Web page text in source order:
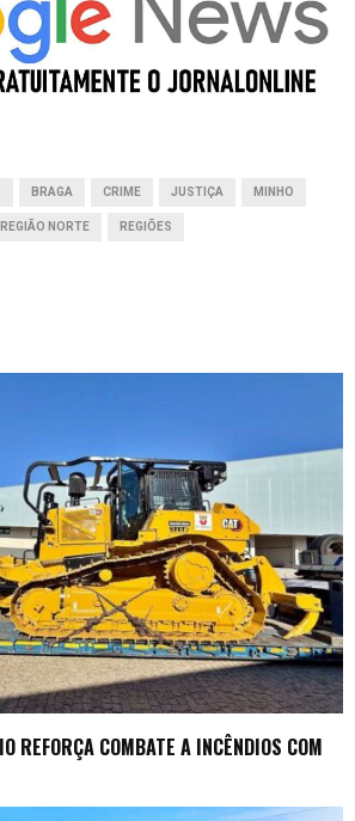
k
e
n
s
e
BRAGA CRIME JUSTIÇA MINHO
REGIÃO NORTE REGIÕES
REFORÇA COMBATE A INCÊNDIOS COM